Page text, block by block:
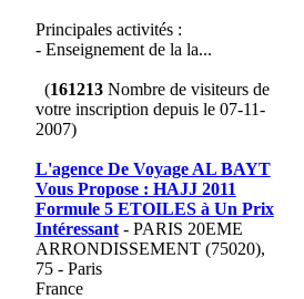
Principales activités :
- Enseignement de la la...
(161213Nombre de visiteurs de
votre inscription depuis le 07-11-
2007)
L'agence De Voyage AL BAYT
Vous Propose : HAJJ 2011
Formule 5 ETOILES à Un Prix
Intéressant- PARIS 20EME
ARRONDISSEMENT (75020),
75 - Paris
France